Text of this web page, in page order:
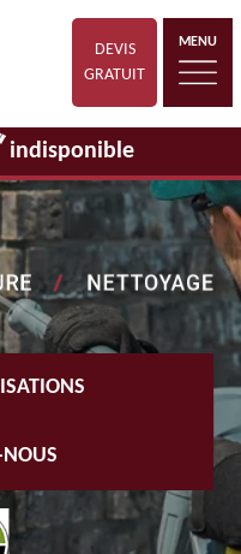
DEVIS
GRATUIT
MENU
indisponible